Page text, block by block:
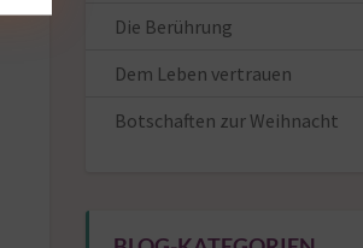
Die Berührung
Dem Leben vertrauen
Botschaften zur Weihnacht